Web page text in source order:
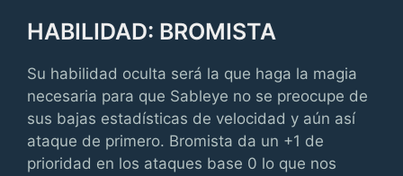
HABILIDAD: BROMISTA
Su habilidad oculta será la que haga la magia
necesaria para que Sableye no se preocupe de
sus bajas estadísticas de velocidad y aún así
ataque de primero. Bromista da un +1 de
prioridad en los ataques base 0 lo que nos